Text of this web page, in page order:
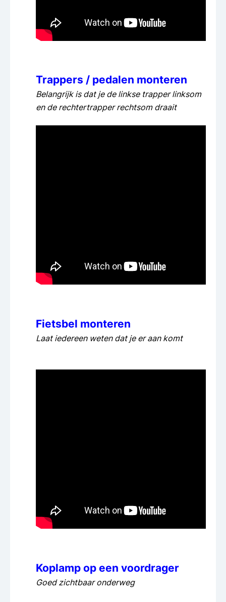
Trappers / pedalen monteren
Belangrijk is dat je de linkse trapper linksom
en de rechtertrapper rechtsom draait
Fietsbel monteren
Laat iedereen weten dat je er aan komt
Koplamp op een voordrager
Goed zichtbaar onderweg